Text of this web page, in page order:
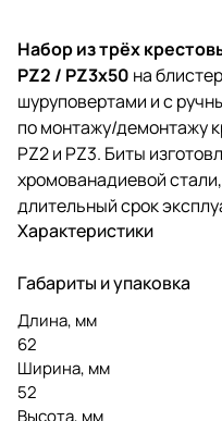
Набор из трёх
РZ2 / РZ3х50 на
шуруповертами и с
по монтажу/демонтажу
PZ2 и PZ3. Биты
хромованадиевой
длительный срок
Характеристики
Габариты и упаковка
Длина, мм
62
Ширина, мм
52
Высота, мм